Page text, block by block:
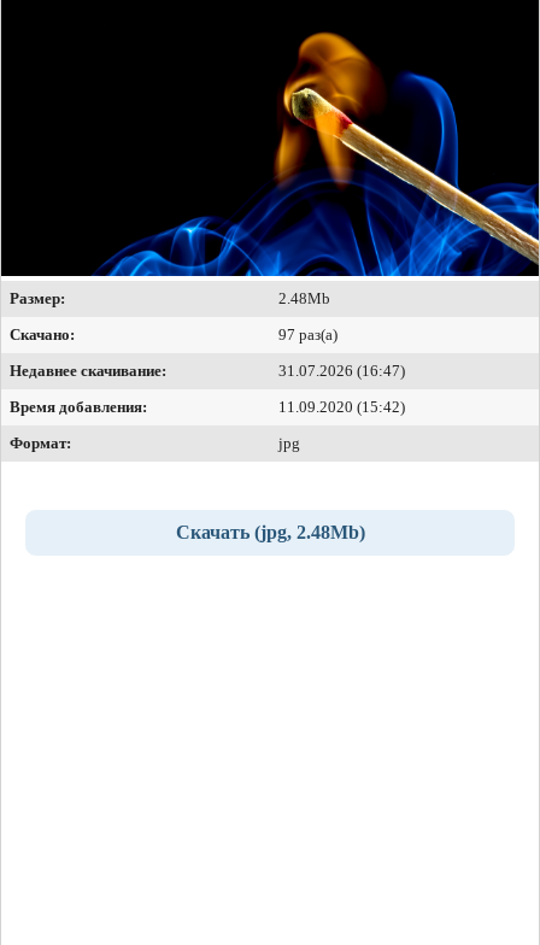
Размер:
2.48Mb
Скачано:
97 раз(а)
Недавнее скачивание:
31.07.2026 (16:47)
Время добавления:
11.09.2020 (15:42)
Формат:
jpg
Скачать (jpg, 2.48Mb)